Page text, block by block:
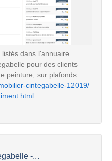
dans l'annuaire
pour des clients
peinture, sur plafonds ...
cintegabelle-12019/
-...